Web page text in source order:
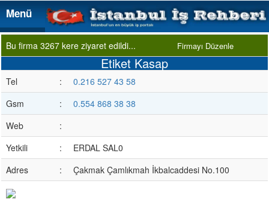
Menü
Menü
Bu firma 3267 kere ziyaret edildi... Firmayı Düzenle
Etiket Kasap
Tel :
0.216 527 43 58
Gsm
:
0.554 868 38 38
Web
:
Yetkili
:
ERDAL SAL0
Adres
: Çakmak Çamlıkmah İkbalcaddesi No.100